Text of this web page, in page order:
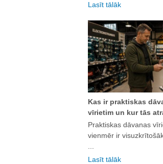
Lasīt tālāk
Kas ir praktiskas
vīrietim un kur tās
Praktiskas dāvanas
vienmēr ir
Lasīt tālāk